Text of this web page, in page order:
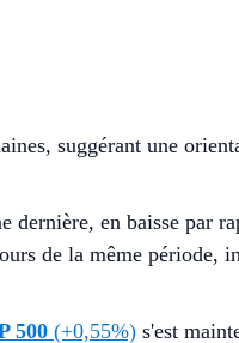
suggérant une
dernière, en baisse par
de la même période,
500 (+0,55%) s'est